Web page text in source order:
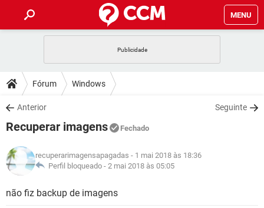
MENU
CELULAR
OUTLOOK
INSTAGRAM GMAIL
GUIA DE COMPRAS
DICAS
JOGOS
INSTAGRAM GMAIL
GUIA DE COMPRAS
DOWNLOADS
JOGOS WHATSAPP
CELULAR
OUTLOOK EXCEL
INSTAGRAM
FÓRUM
JOGOS WHATSAPP
CELULAR
OUTLOOK
GLOSSÁRIO
JOGOS
Fórum Windows
Anterior Seguinte
Recuperar imagens Fechado
recuperarimagensapagadas - 1 mai 2018 às 18:36
Perfil bloqueado - 2 mai 2018 às 05:05
não fiz backup de imagens